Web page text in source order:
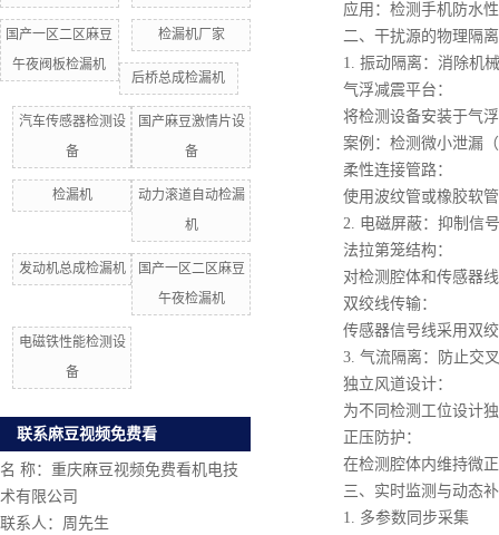
国产一区二区麻豆
午夜阀板检漏机
检漏机厂家
后桥总成检漏机
汽车传感器检测设
备
国产麻豆激情片设
备
检漏机
动力滚道自动检漏
机
发动机总成检漏机
国产一区二区麻豆
午夜检漏机
电磁铁性能检测设
备
联系麻豆视频免费看
名 称：重庆麻豆视频免费看机电技
术有限公司
联系人：周先生
应用：检测手机防水性
二、干扰源的物理隔离
1. 振动隔离：消除机
气浮减震平台：
将检测设备安装于气浮
案例：检测微小泄漏（
柔性连接管路：
使用波纹管或橡胶软管
2. 电磁屏蔽：抑制信
法拉第笼结构：
对检测腔体和传感器线
双绞线传输：
传感器信号线采用双绞
3. 气流隔离：防止交
独立风道设计：
为不同检测工位设计独
正压防护：
在检测腔体内维持微正
三、实时监测与动态
1. 多参数同步采集